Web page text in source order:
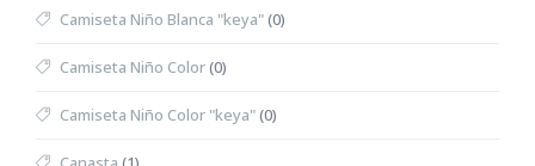
Camiseta Niño Blanca "keya"(0)
Camiseta Niño Color(0)
Camiseta Niño Color "keya"(0)